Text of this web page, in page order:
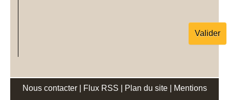
Nous contacter Flux RSS Plan du site Mentions